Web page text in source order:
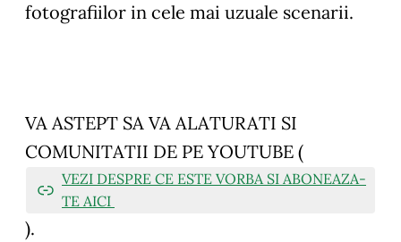
fotografiilor in cele mai uzuale scenarii.
VA ASTEPT SA VA ALATURATI SI
COMUNITATII DE PE YOUTUBE (
VEZI DESPRE CE ESTE VORBA SI ABONEAZA-
TE AICI
).